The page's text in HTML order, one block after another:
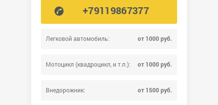
Легковой автомобиль: от 1000 руб.
Мотоцикл (квадроцикл, и т.п.): от 1000 руб.
Внедорожник: от 1500 руб.
+79119867377